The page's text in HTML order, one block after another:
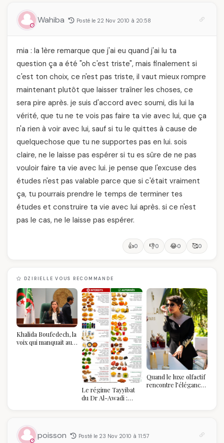
Wahiba Posté le 22 Nov 2010 à 20:58
mia : la 1ère remarque que j'ai eu quand j'ai lu ta
question ça a été "oh c'est triste", mais finalement si
c'est ton choix, ce n'est pas triste, il vaut mieux rompre
maintenant plutôt que laisser traîner les choses, ce
sera pire après. je suis d'accord avec soumi, dis lui la
vérité, que tu ne te vois pas faire ta vie avec lui, que ça
n'a rien à voir avec lui, sauf si tu le quittes à cause de
quelquechose que tu ne supportes pas en lui. sois
claire, ne le laisse pas espérer si tu es sûre de ne pas
vouloir faire ta vie avec lui. je pense que l'excuse des
études n'est pas valable parce que si c'était vraiment
ça, tu pourrais prendre le temps de terminer tes
études et construire ta vie avec lui après. si ce n'est
pas le cas, ne le laisse pas espérer.
👍0 👎0 😂0 🥰0
DZIRIELLE VOUS RECOMMANDE
Khalida Boufedech, la
voix qui manquait au
Le régime Tayyibat
du Dr Al-Awadi :
vraiment savoir
Quand le luxe olfactif
rencontre l’élégance
poisson Posté le 23 Nov 2010 à 11:57